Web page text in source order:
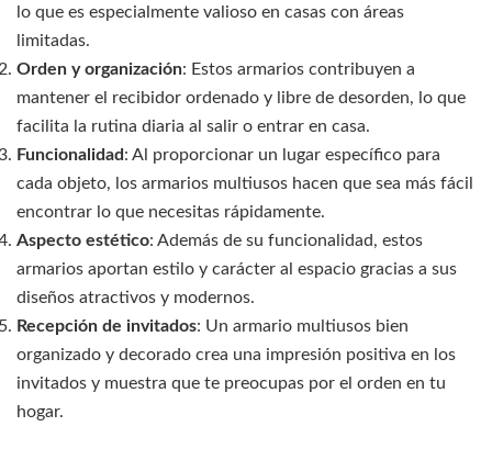
lo que es especialmente valioso en casas con áreas
limitadas.
Orden y organización: Estos armarios contribuyen a
mantener el recibidor ordenado y libre de desorden, lo que
facilita la rutina diaria al salir o entrar en casa.
Funcionalidad: Al proporcionar un lugar específico para
cada objeto, los armarios multiusos hacen que sea más fácil
encontrar lo que necesitas rápidamente.
Aspecto estético: Además de su funcionalidad, estos
armarios aportan estilo y carácter al espacio gracias a sus
diseños atractivos y modernos.
Recepción de invitados: Un armario multiusos bien
organizado y decorado crea una impresión positiva en los
invitados y muestra que te preocupas por el orden en tu
hogar.